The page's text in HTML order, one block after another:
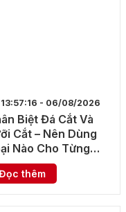
13:57:16 - 06/08/2026
Biệt Đá Cắt Và
Cắt – Nên Dùng
Nào Cho Từng
Liệu?
thêm